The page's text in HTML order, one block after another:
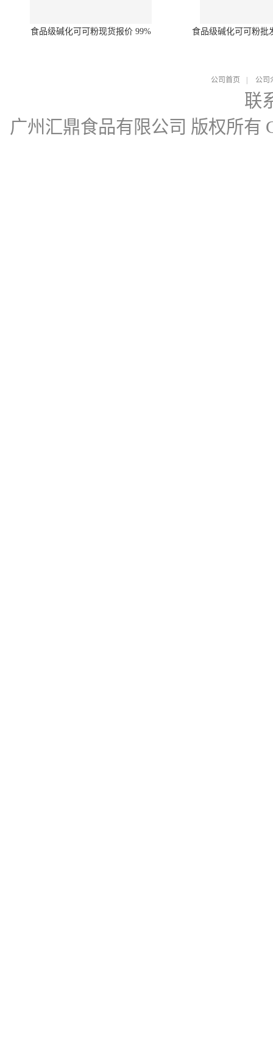
食品级碱化可可粉现货报价 99% 食品级碱化可可粉批
公司首页 公司
联
广州汇鼎食品有限公司 版权所有